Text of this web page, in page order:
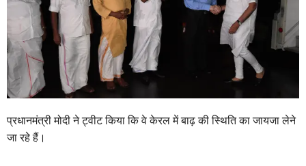
प्रधानमंत्री मोदी ने ट्वीट किया कि वे केरल में बाढ़ की स्थिति का जायजा लेने
जा रहे हैं।